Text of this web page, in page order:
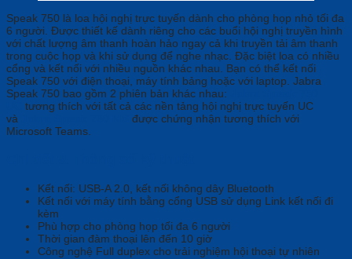
Speak 750 là loa hội nghị trực tuyến dành cho phòng họp nhỏ tối đa
6 người. Được thiết kế dành riêng cho các buổi hội nghị truyền hình
với chất lượng âm thanh hoàn hảo ngay cả khi truyền tải âm thanh
trong cuộc họp và khi sử dụng để nghe nhạc. Đặc biệt loa có nhiều
cổng và kết nối với nhiều nguồn khác nhau. Bạn có thể kết nối
Speak 750 với điện thoại, máy tính bảng hoặc với laptop. Jabra
Speak 750 bao gồm 2 phiên bản khác nhau:
tương thích với tất cả các nền tảng hội nghị trực tuyến UC
và
được chứng nhận tương thích với
Microsoft Teams.
Kết nối: USB-A 2.0, kết nối không dây Bluetooth
Kết nối với máy tính bằng cổng USB sử dụng Link kết nối đi
kèm
Phù hợp cho phòng họp tối đa 6 người
Thời gian đàm thoại lên đến 10 giờ
Công nghệ Full duplex cho trải nghiệm hội thoại tự nhiên